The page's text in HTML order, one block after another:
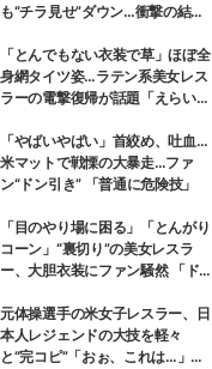
も“チラ見せ”ダウン…衝撃の結末
「とんでもない衣装で草」ほぼ全
身網タイツ姿…ラテン系美女レス
ラーの電撃復帰が話題「えらいセ
「やばいやばい」首絞め、吐血…
米マットで戦慄の大暴走…ファ
ン“ドン引き” 「普通に危険技」
「目のやり場に困る」「とんがり
コーン」“裏切り”の美女レスラ
ー、大胆衣装にファン騒然 「ドロ
元体操選手の米女子レスラー、日
本人レジェンドの大技を軽々
と“完コピ”「おぉ、これは…」実